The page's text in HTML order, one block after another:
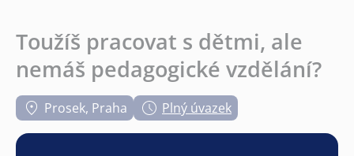
Toužíš pracovat s dětmi, ale
nemáš pedagogické vzdělání?
Prosek, Praha Plný úvazek